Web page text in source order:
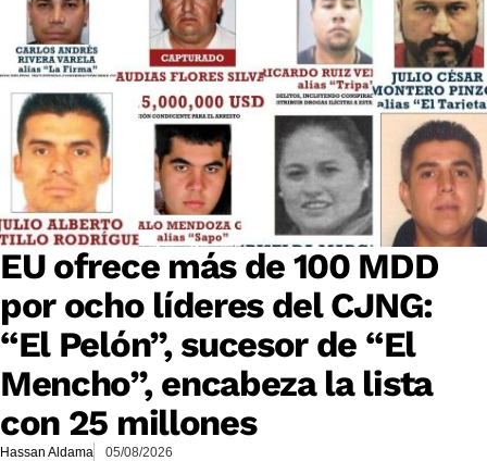
EU ofrece más de 100 MDD
por ocho líderes del CJNG:
“El Pelón”, sucesor de “El
Mencho”, encabeza la lista
con 25 millones
Hassan Aldama 05/08/2026